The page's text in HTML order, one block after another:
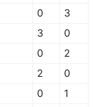
0
3
3
0
0
2
2
0
0
1